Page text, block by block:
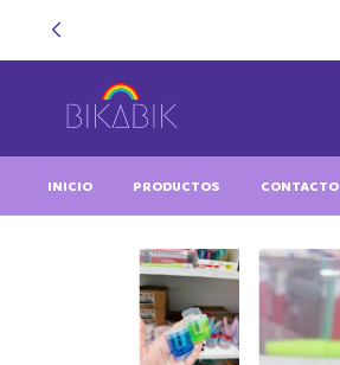
INICIO PRODUCTOS CONTACTO